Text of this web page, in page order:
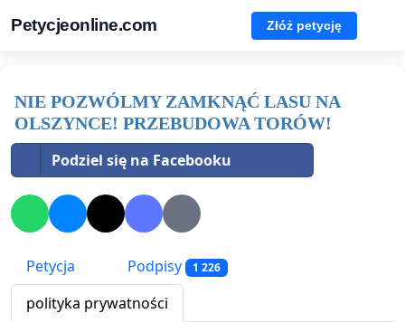
Petycjeonline.com Złóż petycję
NIE POZWÓLMY ZAMKNĄĆ LASU NA
OLSZYNCE! PRZEBUDOWA TORÓW!
Podziel się na Facebooku
Petycja Podpisy 1 226
polityka prywatności